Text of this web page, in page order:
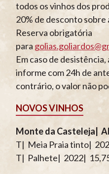
todos os vinhos dos
20% de desconto sobre
Reserva obrigatória
para
Em caso de
informe com 24h de
contrário, o valor não
NOVOS VINHOS
Monte da Casteleja|
T| Meia Praia tinto|
T| Palhete| 2022|